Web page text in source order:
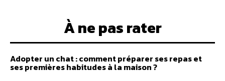
À ne pas rater
Adopter un chat : comment préparer ses repas et
ses premières habitudes à la maison ?